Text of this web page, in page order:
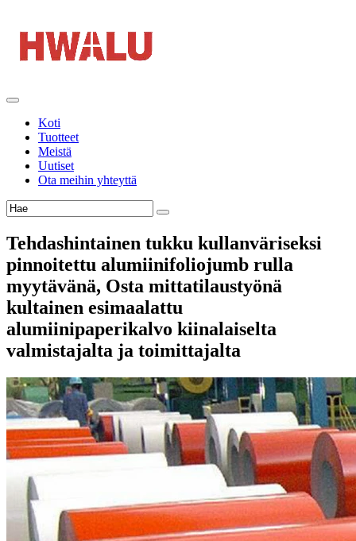
Koti
Tuotteet
Meistä
Uutiset
Ota meihin yhteyttä
Tehdashintainen tukku kullanväriseksi
pinnoitettu alumiinifoliojumb rulla
myytävänä, Osta mittatilaustyönä
kultainen esimaalattu
alumiinipaperikalvo kiinalaiselta
valmistajalta ja toimittajalta